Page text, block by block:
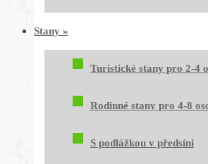
Stany »
Turistické stany pro 2-4
Rodinné stany pro 4-8
S podlážkou v předsíni